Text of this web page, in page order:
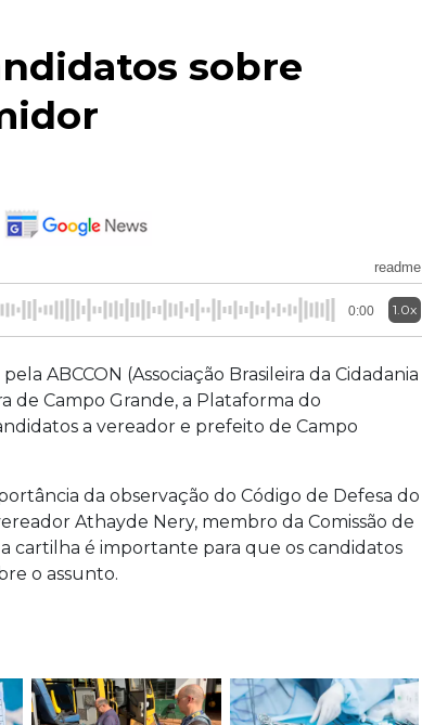
sobre
readme
0:00 1.0x
ABCCON (Associação Brasileira da Cidadania
de Campo Grande, a Plataforma do
a vereador e prefeito de Campo
da observação do Código de Defesa do
Athayde Nery, membro da Comissão de
cartilha é importante para que os candidatos
o assunto.